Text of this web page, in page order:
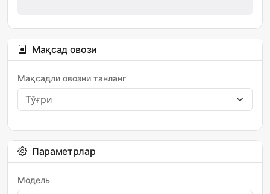
Мақсад овози
Мақсадли овозни танланг
Параметрлар
Модель